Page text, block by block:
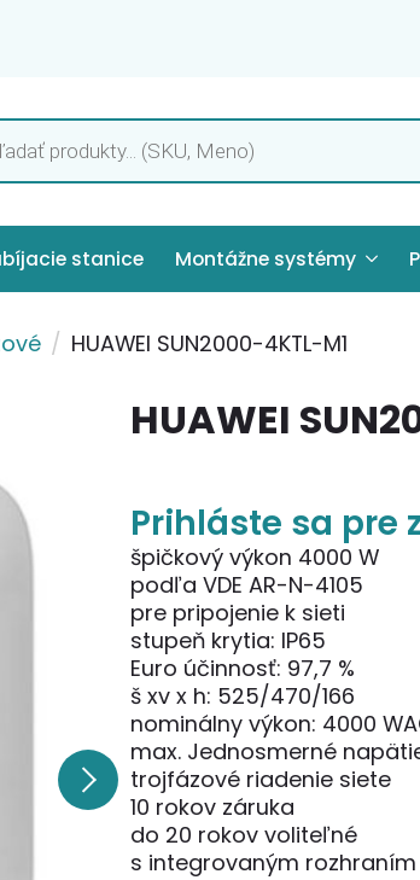
stanice Montážne systémy
HUAWEI SUN2000-4KTL-M1
HUAWEI
Prihláste sa pre
špičkový výkon 4000 W
podľa VDE AR-N-4105
pre pripojenie k sieti
stupeň krytia: IP65
Euro účinnosť: 97,7 %
š xv x h: 525/470/166
nominálny výkon: 4000
max. Jednosmerné
trojfázové riadenie siete
10 rokov záruka
do 20 rokov voliteľné
s integrovaným rozhraním